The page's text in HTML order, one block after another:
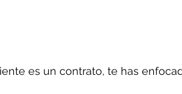
es un contrato, te has